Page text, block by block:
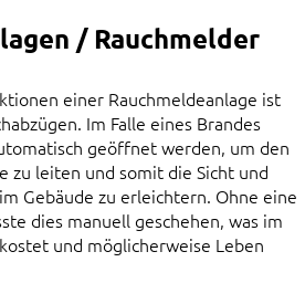
/ Rauchmelder
einer Rauchmeldeanlage ist
Im Falle eines Brandes
geöffnet werden, um den
zu leiten und somit die Sicht und
Gebäude zu erleichtern. Ohne eine
dies manuell geschehen, was im
und möglicherweise Leben